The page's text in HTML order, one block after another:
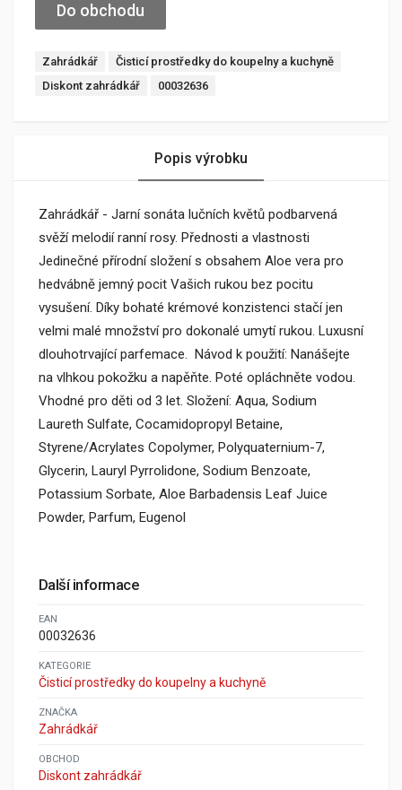
Do obchodu
Zahrádkář
Čisticí prostředky do koupelny a kuchyně
Diskont zahrádkář
00032636
Popis výrobku
Zahrádkář - Jarní sonáta lučních květů podbarvená
svěží melodií ranní rosy. Přednosti a vlastnosti
Jedinečné přírodní složení s obsahem Aloe vera pro
hedvábně jemný pocit Vašich rukou bez pocitu
vysušení. Díky bohaté krémové konzistenci stačí jen
velmi malé množství pro dokonalé umytí rukou. Luxusní
dlouhotrvající parfemace. Návod k použití: Nanášejte
na vlhkou pokožku a napěňte. Poté opláchněte vodou.
Vhodné pro děti od 3 let. Složení: Aqua, Sodium
Laureth Sulfate, Cocamidopropyl Betaine,
Styrene/Acrylates Copolymer, Polyquaternium-7,
Glycerin, Lauryl Pyrrolidone, Sodium Benzoate,
Potassium Sorbate, Aloe Barbadensis Leaf Juice
Powder, Parfum, Eugenol
Další informace
EAN
00032636
KATEGORIE
Čisticí prostředky do koupelny a kuchyně
ZNAČKA
Zahrádkář
OBCHOD
Diskont zahrádkář